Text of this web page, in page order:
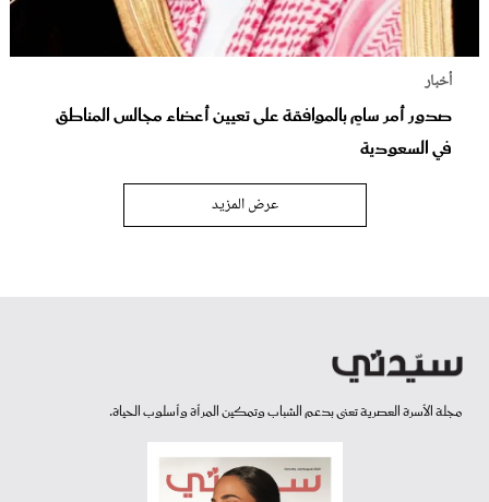
أخبار
صدور أمر سامٍ بالموافقة على تعيين أعضاء مجالس المناطق
في السعودية
عرض المزيد
مجلة الأسرة العصرية تعنى بدعم الشباب وتمكين المرأة وأسلوب الحياة.